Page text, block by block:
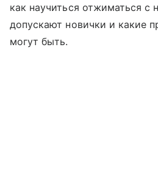
как научиться отжиматься с
допускают новички и какие
могут быть.